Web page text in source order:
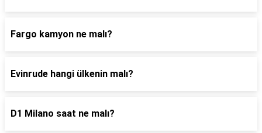
Fargo kamyon ne malı?
Evinrude hangi ülkenin malı?
D1 Milano saat ne malı?